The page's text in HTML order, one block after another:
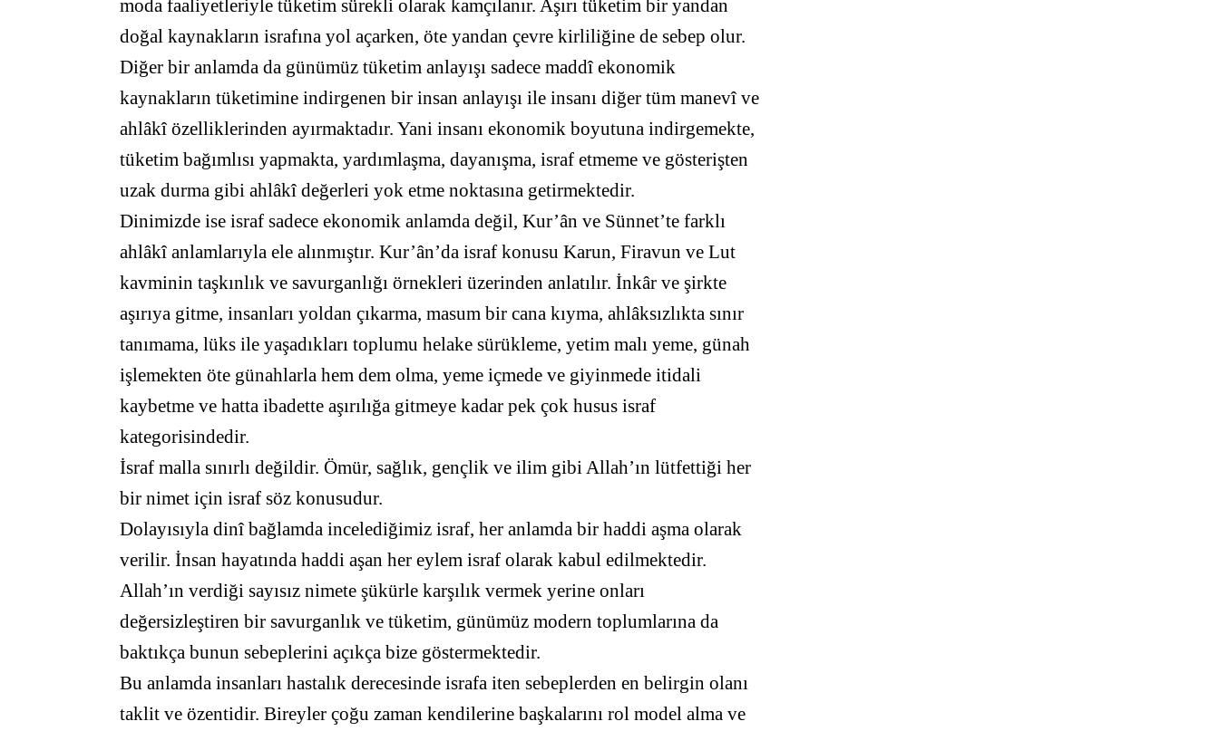
moda faaliyetleriyle tüketim sürekli olarak kamçılanır. Aşırı tüketim bir yandan
doğal kaynakların israfına yol açarken, öte yandan çevre kirliliğine de sebep olur.
Diğer bir anlamda da günümüz tüketim anlayışı sadece maddî ekonomik
kaynakların tüketimine indirgenen bir insan anlayışı ile insanı diğer tüm manevî ve
ahlâkî özelliklerinden ayırmaktadır. Yani insanı ekonomik boyutuna indirgemekte,
tüketim bağımlısı yapmakta, yardımlaşma, dayanışma, israf etmeme ve gösterişten
uzak durma gibi ahlâkî değerleri yok etme noktasına getirmektedir.
Dinimizde ise israf sadece ekonomik anlamda değil, Kur’ân ve Sünnet’te farklı
ahlâkî anlamlarıyla ele alınmıştır. Kur’ân’da israf konusu Karun, Firavun ve Lut
kavminin taşkınlık ve savurganlığı örnekleri üzerinden anlatılır. İnkâr ve şirkte
aşırıya gitme, insanları yoldan çıkarma, masum bir cana kıyma, ahlâksızlıkta sınır
tanımama, lüks ile yaşadıkları toplumu helake sürükleme, yetim malı yeme, günah
işlemekten öte günahlarla hem dem olma, yeme içmede ve giyinmede itidali
kaybetme ve hatta ibadette aşırılığa gitmeye kadar pek çok husus israf
kategorisindedir.
İsraf malla sınırlı değildir. Ömür, sağlık, gençlik ve ilim gibi Allah’ın lütfettiği her
bir nimet için israf söz konusudur.
Dolayısıyla dinî bağlamda incelediğimiz israf, her anlamda bir haddi aşma olarak
verilir. İnsan hayatında haddi aşan her eylem israf olarak kabul edilmektedir.
Allah’ın verdiği sayısız nimete şükürle karşılık vermek yerine onları
değersizleştiren bir savurganlık ve tüketim, günümüz modern toplumlarına da
baktıkça bunun sebeplerini açıkça bize göstermektedir.
Bu anlamda insanları hastalık derecesinde israfa iten sebeplerden en belirgin olanı
taklit ve özentidir. Bireyler çoğu zaman kendilerine başkalarını rol model alma ve